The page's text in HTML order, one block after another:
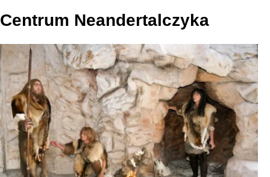
Centrum Neandertalczyka